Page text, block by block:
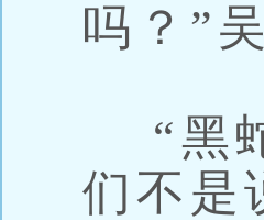
吗？”
“黑
们不